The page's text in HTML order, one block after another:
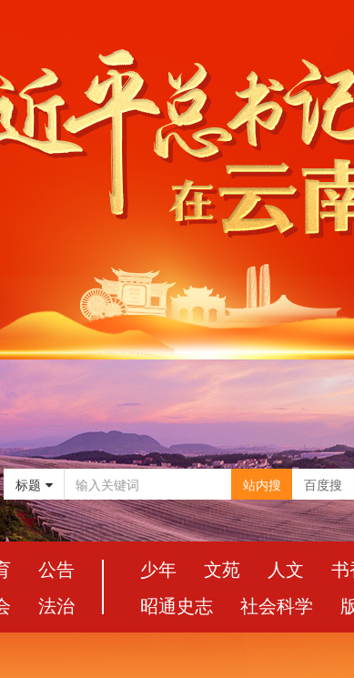
标题 站内搜 百度搜
公告
法治
少年 文苑 人文 书
昭通史志
社会科学